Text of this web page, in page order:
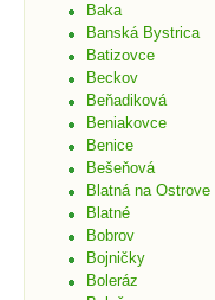
Baka
Banská Bystrica
Batizovce
Beckov
Beňadiková
Beniakovce
Benice
Bešeňová
Blatná na Ostrove
Blatné
Bobrov
Bojničky
Boleráz